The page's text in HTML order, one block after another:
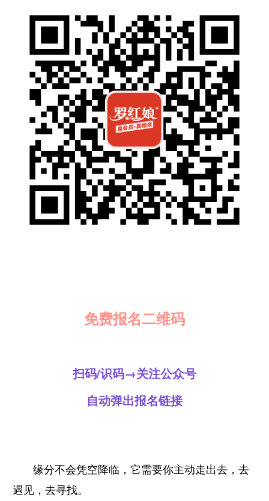
免费报名二维码
扫码/识码→关注公众号
自动弹出报名链接
缘分不会凭空降临，它需要你主动走出去，去
遇见，去寻找。